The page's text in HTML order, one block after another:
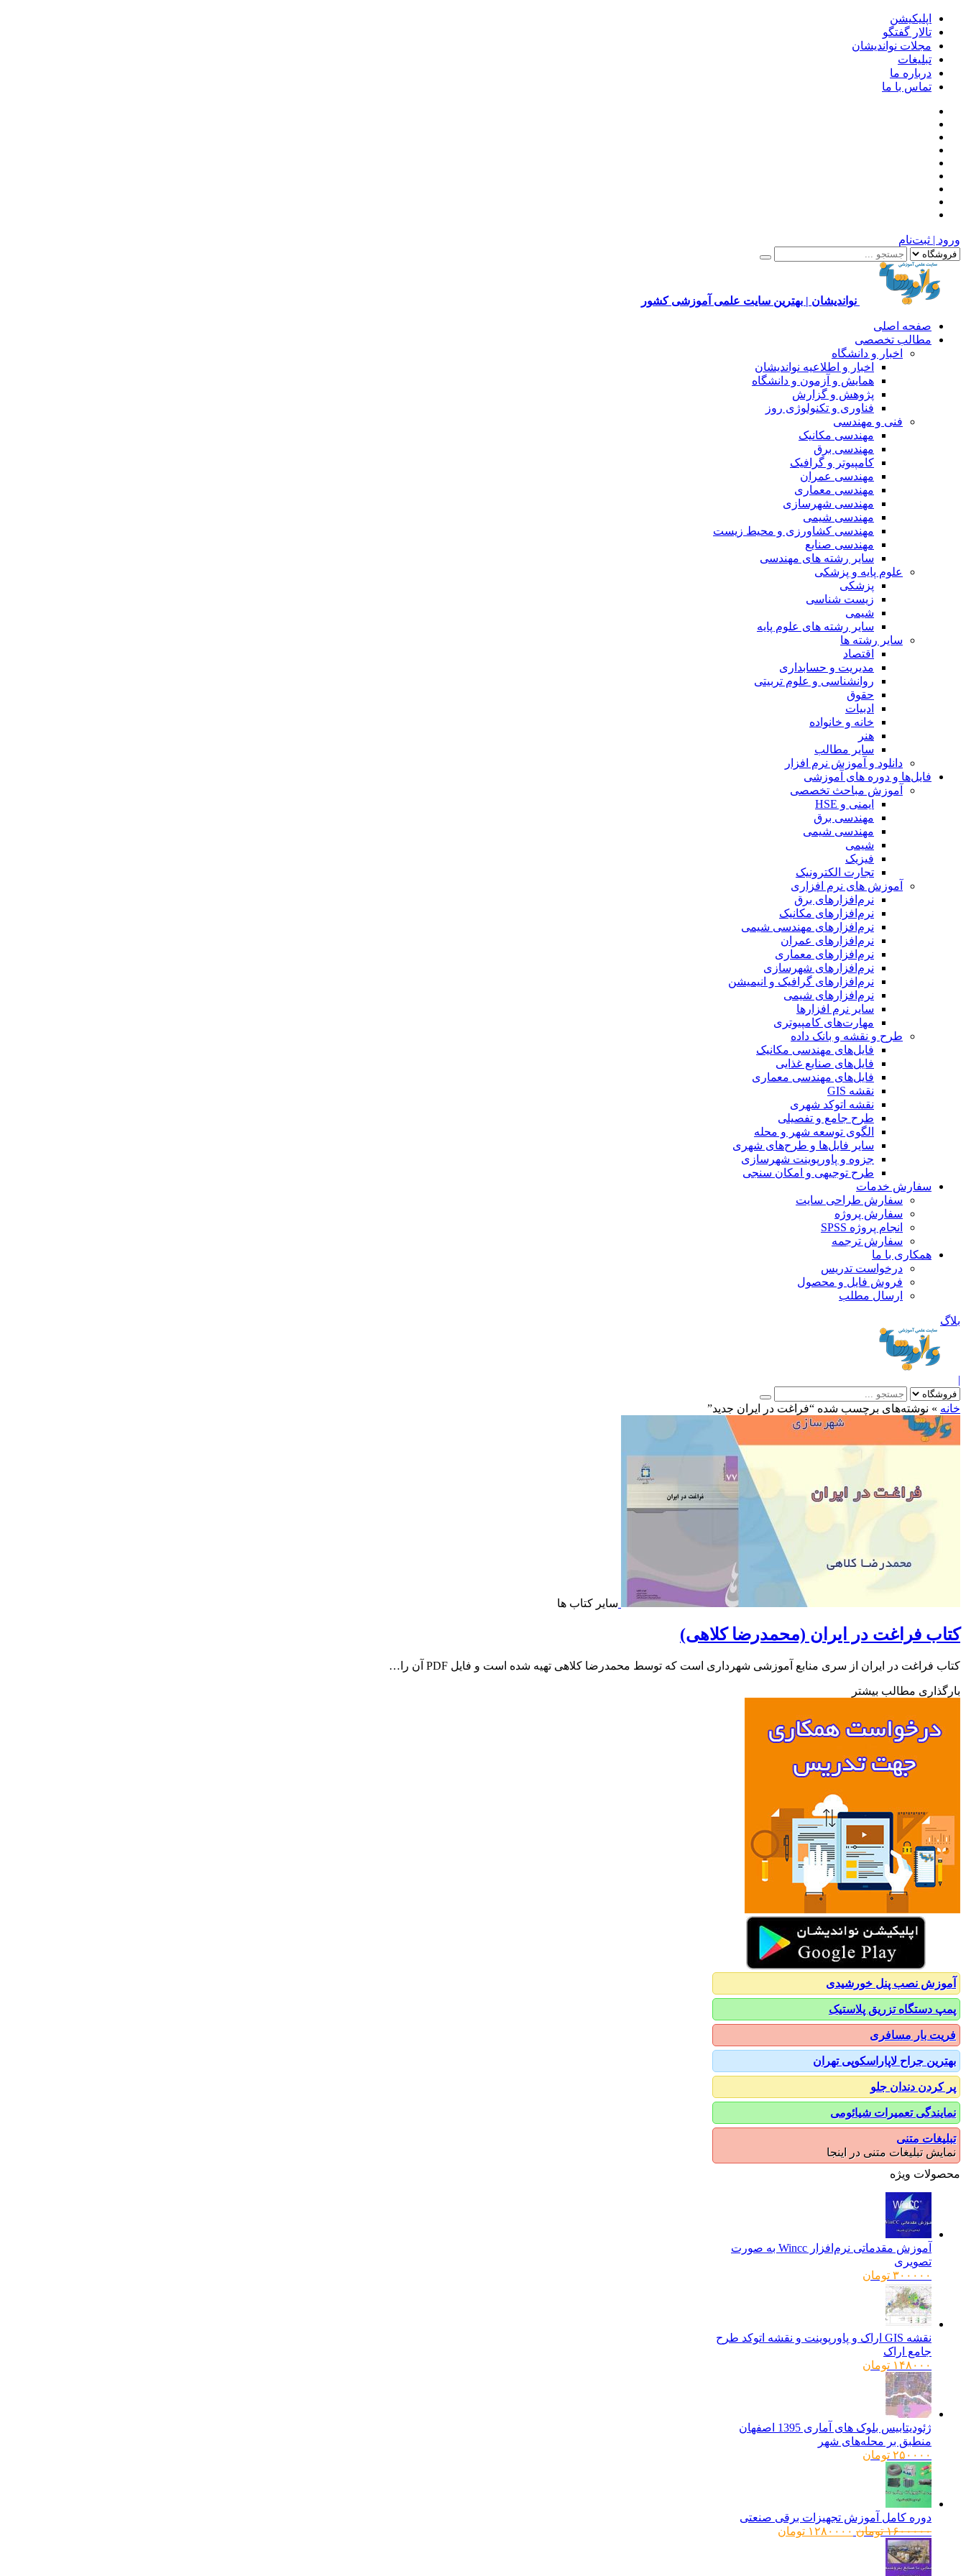
اپلیکیشن
تالار گفتگو
مجلات نواندیشان
تبلیغات
درباره ما
تماس با ما
ورود | ثبت‌نام
نواندیشان | بهترین سایت علمی آموزشی کشور
صفحه اصلی
مطالب تخصصی
اخبار و دانشگاه
اخبار و اطلاعیه نواندیشان
همایش و آزمون و دانشگاه
پژوهش و گزارش
فناوری و تکنولوژی روز
فنی و مهندسی
مهندسی مکانیک
مهندسی برق
کامپیوتر و گرافیک
مهندسی عمران
مهندسی معماری
مهندسی شهرسازی
مهندسی شیمی
مهندسی کشاورزی و محیط زیست
مهندسی صنایع
سایر رشته های مهندسی
علوم پایه و پزشکی
پزشکی
زیست شناسی
شیمی
سایر رشته های علوم پایه
سایر رشته ها
اقتصاد
مدیریت و حسابداری
روانشناسی و علوم تربیتی
حقوق
ادبیات
خانه و خانواده
هنر
سایر مطالب
دانلود و آموزش نرم افزار
فایل‌ها و دوره های آموزشی
آموزش مباحث تخصصی
ایمنی و HSE
مهندسی برق
مهندسی شیمی
شیمی
فیزیک
تجارت الکترونیک
آموزش های نرم افزاری
نرم‌افزارهای برق
نرم‌افزارهای مکانیک
نرم‌افزارهای مهندسی شیمی
نرم‌افزارهای عمران
نرم‌افزارهای معماری
نرم‌افزارهای شهرسازی
نرم‌افزارهای گرافیک و انیمیشن
نرم‌افزارهای شیمی
سایر نرم افزارها
مهارت‌های کامپیوتری
طرح و نقشه و بانک داده
فایل‌های مهندسی مکانیک
فایل‌های صنایع غذایی
فایل‌های مهندسی معماری
نقشه GIS
نقشه اتوکد شهری
طرح جامع و تفصیلی
الگوی توسعه شهر و محله
سایر فایل‌ها و طرح‌های شهری
جزوه و پاورپوینت شهرسازی
طرح توجیهی و امکان سنجی
سفارش خدمات
سفارش طراحی سایت
سفارش پروژه
انجام پروژه SPSS
سفارش ترجمه
همکاری با ما
درخواست تدریس
فروش فایل و محصول
ارسال مطلب
بلاگ
|
خانه » نوشته‌های برچسب شده “فراغت در ایران جدید”
سایر کتاب ها
کتاب فراغت در ایران (محمدرضا کلاهی)
کتاب فراغت در ایران از سری منابع آموزشی شهرداری است که توسط محمدرضا کلاهی تهیه شده است و فایل PDF آن را…
بارگذاری مطالب بیشتر
آموزش نصب پنل خورشیدی
پمپ دستگاه تزریق پلاستیک
فریت بار مسافری
بهترین جراح لاپاراسکوپی تهران
پر کردن دندان جلو
نمایندگی تعمیرات شیائومی
تبلیغات متنی
نمایش تبلیغات متنی در اینجا
محصولات ویژه
آموزش مقدماتی نرم‌افزار Wincc به صورت
تصویری
۳۰۰۰۰۰ تومان
نقشه GIS اراک و پاورپوینت و نقشه اتوکد طرح
جامع اراک
۱۴۸۰۰۰ تومان
ژئودیتابیس بلوک های آماری 1395 اصفهان
منطبق بر محله‌های شهر
۲۵۰۰۰۰ تومان
دوره کامل آموزش تجهیزات برقی صنعتی
۱۶۰۰۰۰۰ تومان قیمت
۱۲۸۰۰۰۰ تومان